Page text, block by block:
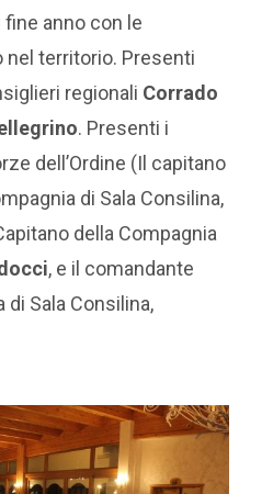
anno con le
territorio. Presenti
regionali Corrado
. Presenti i
dell’Ordine (Il capitano
di Sala Consilina,
della Compagnia
, e il comandante
di Sala Consilina,